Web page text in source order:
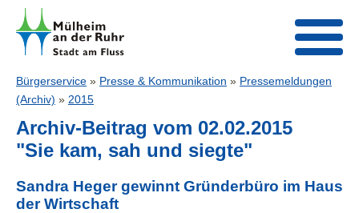
Bürgerservice » Presse & Kommunikation » Pressemeldungen
(Archiv) » 2015
Archiv-Beitrag vom 02.02.2015
"Sie kam, sah und siegte"
Sandra Heger gewinnt Gründerbüro im Haus
der Wirtschaft